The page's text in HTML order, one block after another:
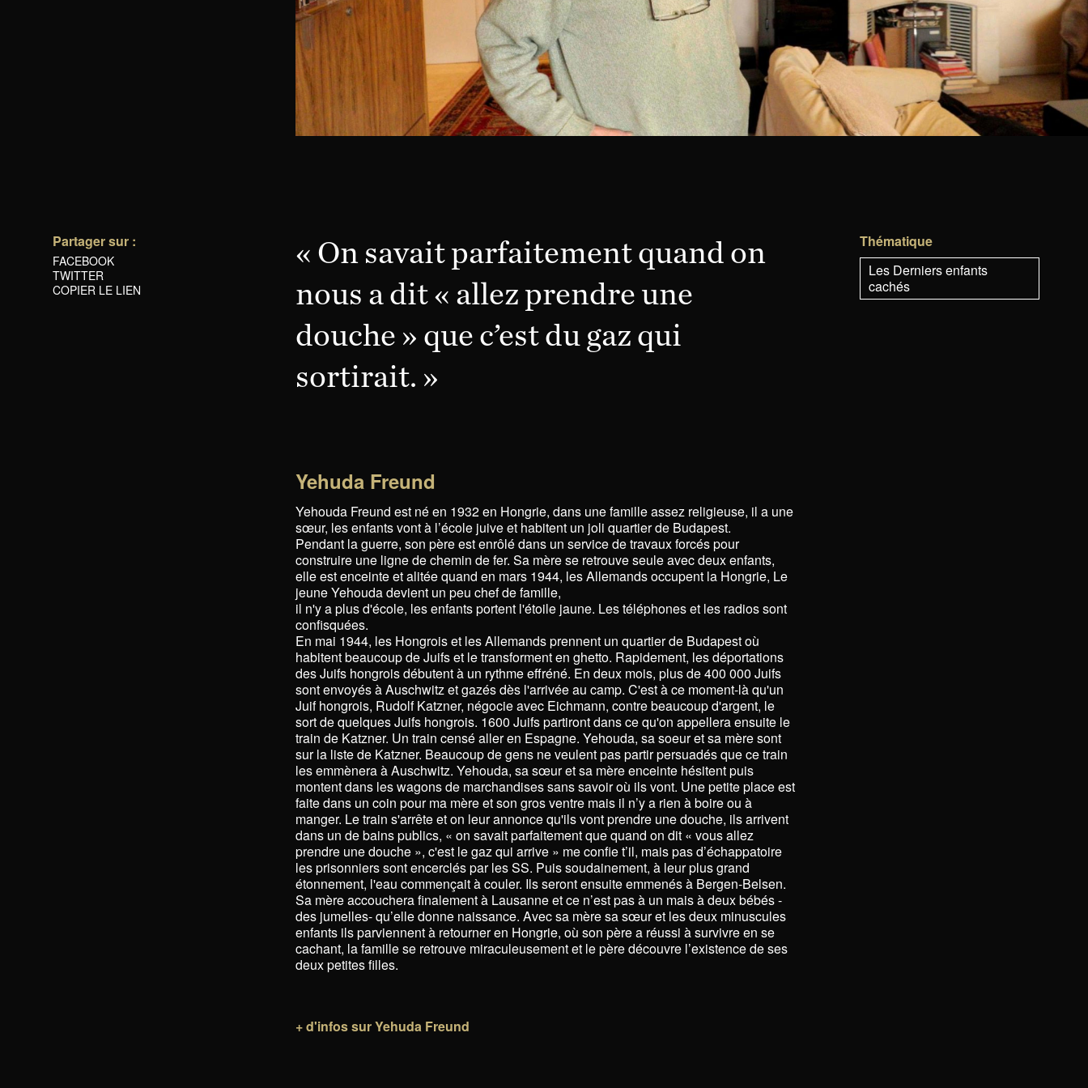
Partager sur :
FACEBOOK
TWITTER
COPIER LE LIEN
« On savait parfaitement quand on
nous a dit « allez prendre une
douche » que c’est du gaz qui
sortirait. »
Thématique
Les Derniers enfants
cachés
Yehuda Freund
Yehouda Freund est né en 1932 en Hongrie, dans une famille assez religieuse, il a une
sœur, les enfants vont à l’école juive et habitent un joli quartier de Budapest.
Pendant la guerre, son père est enrôlé dans un service de travaux forcés pour
construire une ligne de chemin de fer. Sa mère se retrouve seule avec deux enfants,
elle est enceinte et alitée quand en mars 1944, les Allemands occupent la Hongrie, Le
jeune Yehouda devient un peu chef de famille,
il n'y a plus d'école, les enfants portent l'étoile jaune. Les téléphones et les radios sont
confisquées.
En mai 1944, les Hongrois et les Allemands prennent un quartier de Budapest où
habitent beaucoup de Juifs et le transforment en ghetto. Rapidement, les déportations
des Juifs hongrois débutent à un rythme effréné. En deux mois, plus de 400 000 Juifs
sont envoyés à Auschwitz et gazés dès l'arrivée au camp. C'est à ce moment-là qu'un
Juif hongrois, Rudolf Katzner, négocie avec Eichmann, contre beaucoup d'argent, le
sort de quelques Juifs hongrois. 1600 Juifs partiront dans ce qu'on appellera ensuite le
train de Katzner. Un train censé aller en Espagne. Yehouda, sa soeur et sa mère sont
sur la liste de Katzner. Beaucoup de gens ne veulent pas partir persuadés que ce train
les emmènera à Auschwitz. Yehouda, sa sœur et sa mère enceinte hésitent puis
montent dans les wagons de marchandises sans savoir où ils vont. Une petite place est
faite dans un coin pour ma mère et son gros ventre mais il n’y a rien à boire ou à
manger. Le train s'arrête et on leur annonce qu'ils vont prendre une douche, ils arrivent
dans un de bains publics, « on savait parfaitement que quand on dit « vous allez
prendre une douche », c'est le gaz qui arrive » me confie t’il, mais pas d’échappatoire
les prisonniers sont encerclés par les SS. Puis soudainement, à leur plus grand
étonnement, l'eau commençait à couler. Ils seront ensuite emmenés à Bergen-Belsen.
Sa mère accouchera finalement à Lausanne et ce n’est pas à un mais à deux bébés -
des jumelles- qu’elle donne naissance. Avec sa mère sa sœur et les deux minuscules
enfants ils parviennent à retourner en Hongrie, où son père a réussi à survivre en se
cachant, la famille se retrouve miraculeusement et le père découvre l’existence de ses
deux petites filles.
+ d'infos sur Yehuda Freund